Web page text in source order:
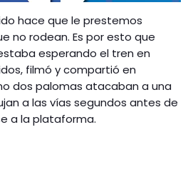
hace que le prestemos
no rodean. Es por esto que
esperando el tren en
filmó y compartió en
dos palomas atacaban a una
a las vías segundos antes de
a la plataforma.